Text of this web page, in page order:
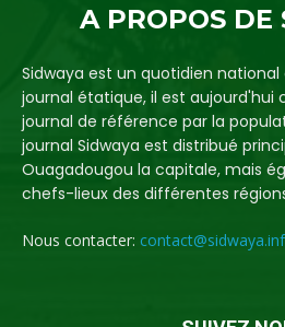
A PROPOS DE
Sidwaya est un quotidien national
journal étatique, il est aujourd'hui
journal de référence par la
journal Sidwaya est distribué
Ouagadougou la capitale, mais
chefs-lieux des différentes
Nous contacter: